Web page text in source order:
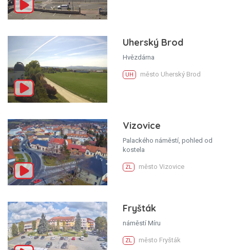
Uherský Brod
Hvězdárna
UH město Uherský Brod
Vizovice
Palackého náměstí, pohled od
kostela
ZL město Vizovice
Fryšták
náměstí Míru
ZL město Fryšták